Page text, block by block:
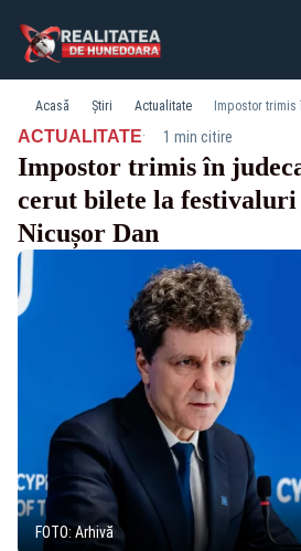
Acasă Știri Actualitate
ACTUALITATE· 1 min citire
Impostor trimis în
cerut bilete la
Nicușor Dan
FOTO: Arhivă